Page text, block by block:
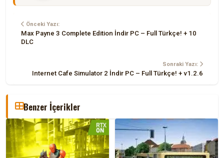
Önceki Yazı:
Max Payne 3 Complete Edition İndir PC – Full Türkçe! + 10
DLC
Sonraki Yazı:
Internet Cafe Simulator 2 İndir PC – Full Türkçe! + v1.2.6
Benzer İçerikler